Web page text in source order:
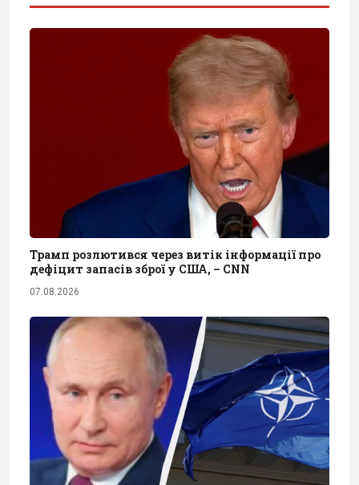
Трамп розлютився через витік інформації про
дефіцит запасів зброї у США, – CNN
07.08.2026